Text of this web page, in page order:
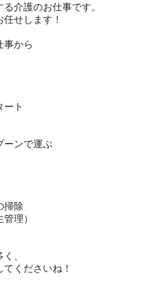
介護のお仕事です。
せします！
事から
ート
ーンで運ぶ
掃除
理）
、
くださいね！